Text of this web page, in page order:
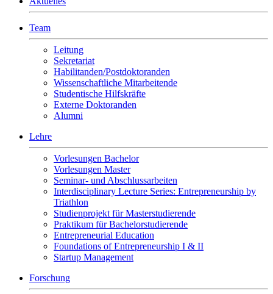
Team
Leitung
Sekretariat
Habilitanden/Postdoktoranden
Wissenschaftliche Mitarbeitende
Studentische Hilfskräfte
Externe Doktoranden
Alumni
Lehre
Vorlesungen Bachelor
Vorlesungen Master
Seminar- und Abschlussarbeiten
Interdisciplinary Lecture Series: Entrepreneurship by
Triathlon
Studienprojekt für Masterstudierende
Praktikum für Bachelorstudierende
Entrepreneurial Education
Foundations of Entrepreneurship I & II
Startup Management
Forschung